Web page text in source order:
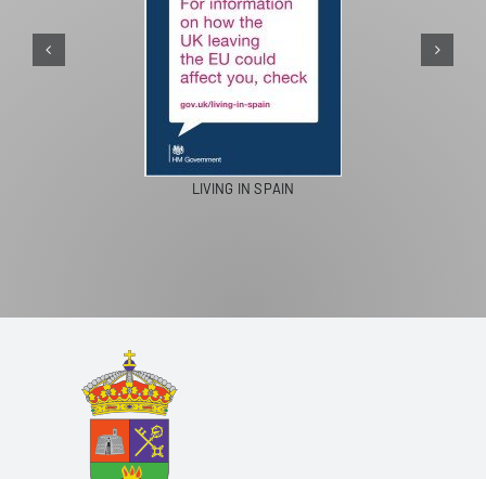
LIVING IN SPAIN